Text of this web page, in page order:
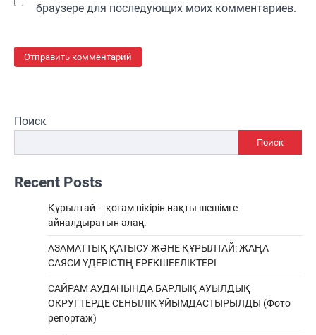
браузере для последующих моих комментариев.
Поиск
Поиск
Recent Posts
Құрылтай – қоғам пікірін нақты шешімге
айналдыратын алаң.
АЗАМАТТЫҚ ҚАТЫСУ ЖӘНЕ ҚҰРЫЛТАЙ: ЖАҢА
САЯСИ ҮДЕРІСТІҢ ЕРЕКШEЕЛІКТЕРІ
САЙРАМ АУДАНЫНДА БАРЛЫҚ АУЫЛДЫҚ
ОКРУГТЕРДЕ СЕНБІЛІК ҰЙЫМДАСТЫРЫЛДЫ (Фото
репортаж)